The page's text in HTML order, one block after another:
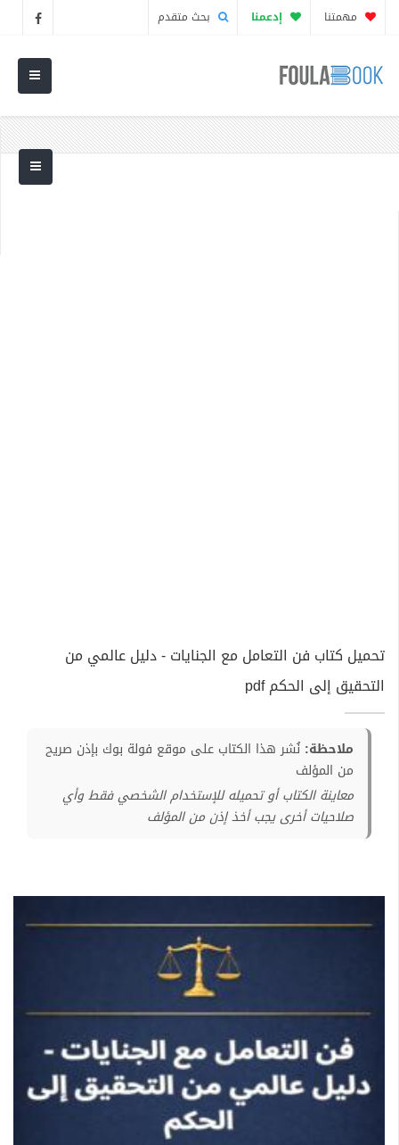
مهمتنا إدعمنا بحث متقدم
تحميل كتاب فن التعامل مع الجنايات - دليل عالمي من
التحقيق إلى الحكم pdf
ملاحظة: نُشر هذا الكتاب على موقع فولة بوك بإذن صريح
من المؤلف
معاينة الكتاب أو تحميله للإستخدام الشخصي فقط وأي
صلاحيات أخرى يجب أخذ إذن من المؤلف